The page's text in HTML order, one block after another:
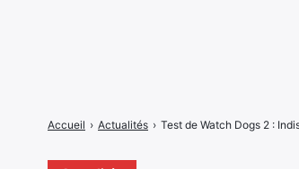
Accueil › Actualités › Test de Watch Dogs 2 :